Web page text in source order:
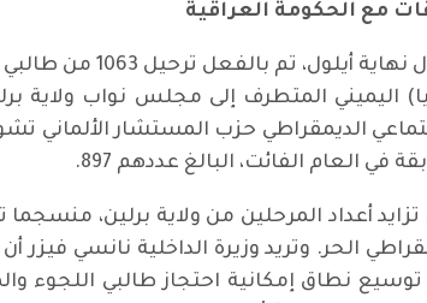
مع الحكومة العراقية
بحلول نهاية
اليميني المتطرف إلى مجلس نواب ولاية
الديمقراطي حزب المستشار الألماني
في العام الفائت، البالغ عددهم 897.
تزايد أعداد المرحلين من ولاية برلين،
الحر. وتريد وزيرة الداخلية نانسي
توسيع نطاق إمكانية احتجاز طالبي اللجوء